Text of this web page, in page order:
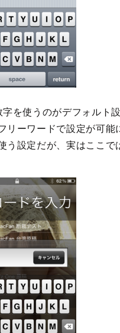
字を使うのがデフォルト
リーワードで設定が可
う設定だが、実はここで